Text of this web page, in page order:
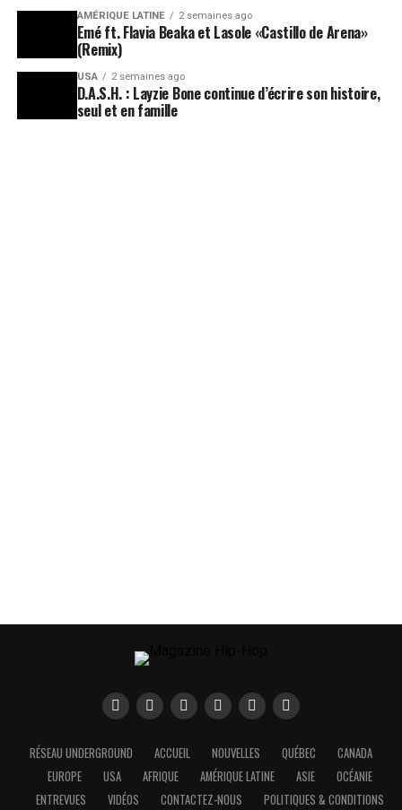
AMÉRIQUE LATINE 2 semaines ago
Emé ft. Flavia Beaka et Lasole «Castillo de Arena»
(Remix)
USA 2 semaines ago
D.A.S.H. : Layzie Bone continue d’écrire son histoire,
seul et en famille
RÉSEAU UNDERGROUND ACCUEIL NOUVELLES QUÉBEC
CANADA
EUROPE
USA AFRIQUE AMÉRIQUE LATINE ASIE
OCÉANIE
ENTREVUES
VIDÉOS CONTACTEZ-NOUS POLITIQUES & CONDITIONS